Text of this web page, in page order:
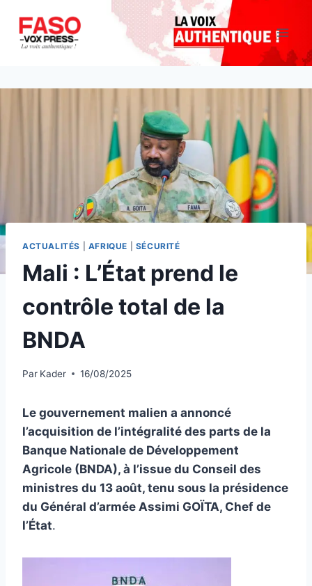
contenu
ACTUALITÉS AFRIQUE SÉCURITÉ
Mali : L’État prend le
contrôle total de la
BNDA
Par Kader 16/08/2025
Le gouvernement malien a annoncé
l’acquisition de l’intégralité des parts de la
Banque Nationale de Développement
Agricole (BNDA), à l’issue du Conseil des
ministres du 13 août, tenu sous la présidence
du Général d’armée Assimi GOÏTA, Chef de
l’État.